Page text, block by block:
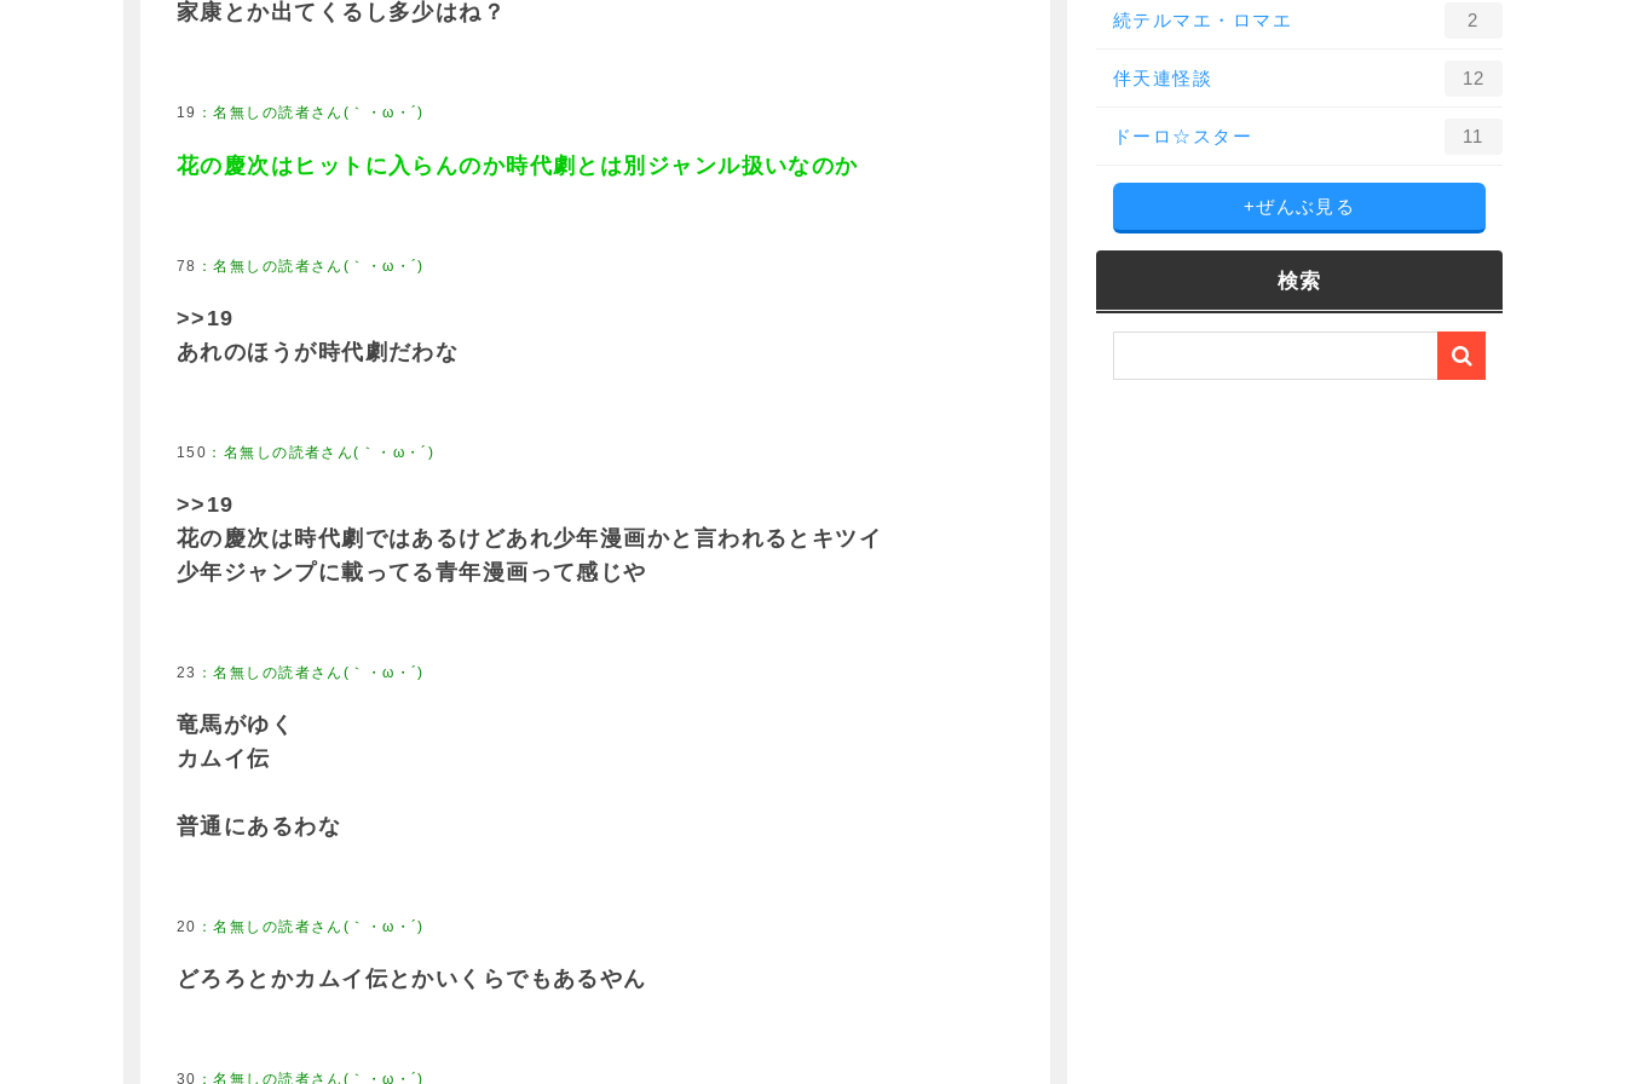
家康とか出てくるし多少はね？
19
花の慶次はヒットに入らんのか時代劇とは別ジャンル扱いなのか
78
>>19
あれのほうが時代劇だわな
150
>>19
花の慶次は時代劇ではあるけどあれ少年漫画かと言われるとキツイ
少年ジャンプに載ってる青年漫画って感じや
23
竜馬がゆく
カムイ伝
普通にあるわな
20
どろろとかカムイ伝とかいくらでもあるやん
30
続テルマエ・ロマエ 2
伴天連怪談 12
ドーロ☆スター 11
+ぜんぶ見る
検索